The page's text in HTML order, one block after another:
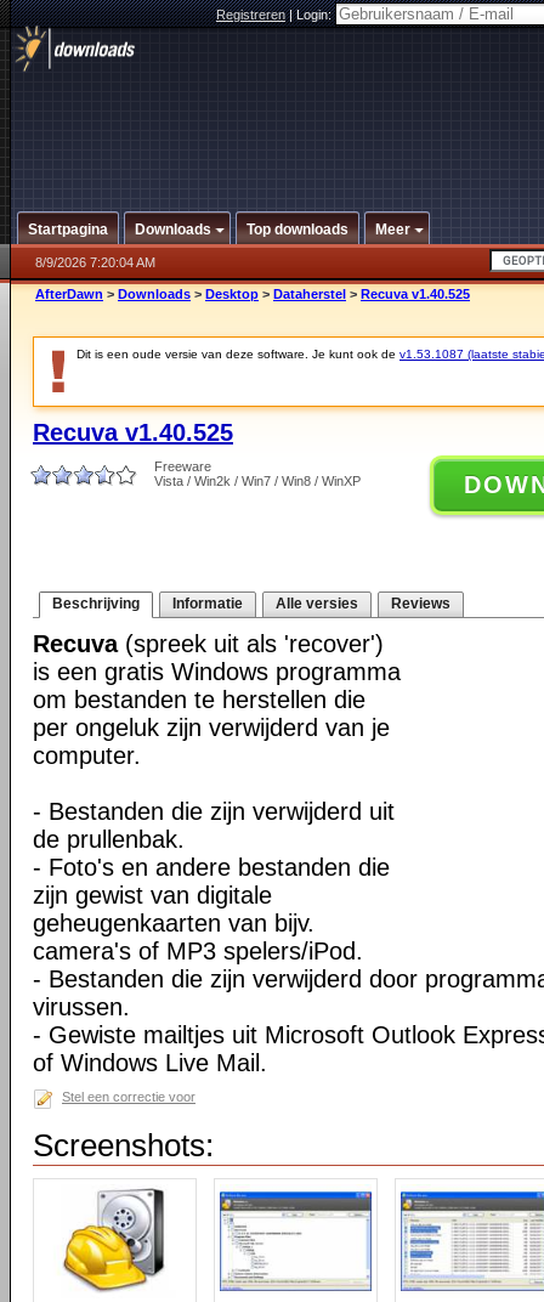
Registreren|Login:
Startpagina Downloads Top downloads Meer
8/9/2026 7:20:04 AM
AfterDawn > Downloads > Desktop > Dataherstel > Recuva v1.40.525
Dit is een oude versie van deze software. Je kunt ook de v1.53.1087 (laatste
Recuva v1.40.525
Freeware
Vista / Win2k / Win7 / Win8 / WinXP
Beschrijving Informatie Alle versies Reviews
Recuva(spreek uit als 'recover')
is een gratis Windows programma
om bestanden te herstellen die
per ongeluk zijn verwijderd van je
computer.
- Bestanden die zijn verwijderd uit
de prullenbak.
- Foto's en andere bestanden die
zijn gewist van digitale
geheugenkaarten van bijv.
camera's of MP3 spelers/iPod.
- Bestanden die zijn verwijderd door
virussen.
- Gewiste mailtjes uit Microsoft Outlook
of Windows Live Mail.
Stel een correctie voor
Screenshots: